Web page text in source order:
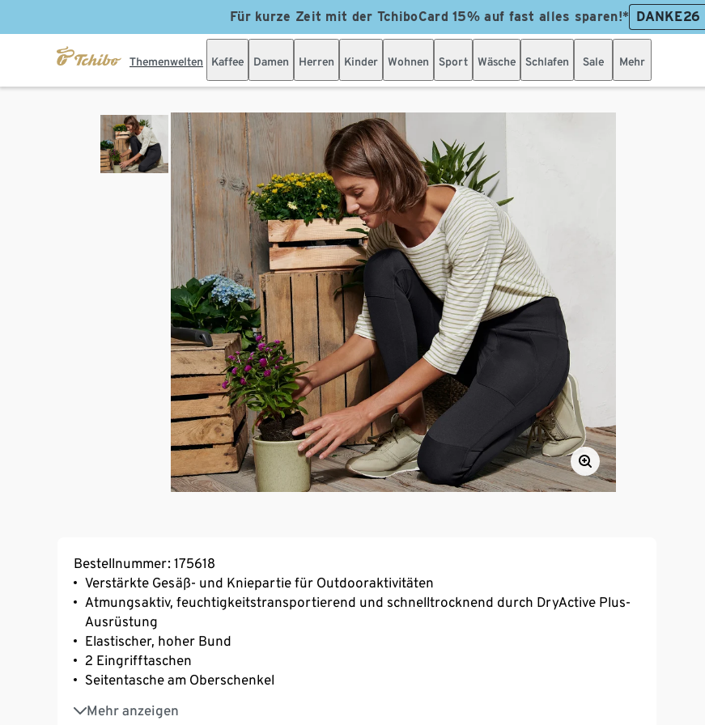
Für kurze Zeit mit der TchiboCard 15% auf fast alles sparen!* DANKE26
Themenwelten Kaffee Damen Herren Kinder Wohnen Sport Wäsche Schlafen Sale Mehr
Bestellnummer: 175618
Verstärkte Gesäß- und Kniepartie für Outdooraktivitäten
Atmungsaktiv, feuchtigkeitstransportierend und schnelltrocknend durch DryActive Plus-
Ausrüstung
Elastischer, hoher Bund
2 Eingrifftaschen
Seitentasche am Oberschenkel
Mehr anzeigen
2 Gesäßtaschen
Kniestück geflickt